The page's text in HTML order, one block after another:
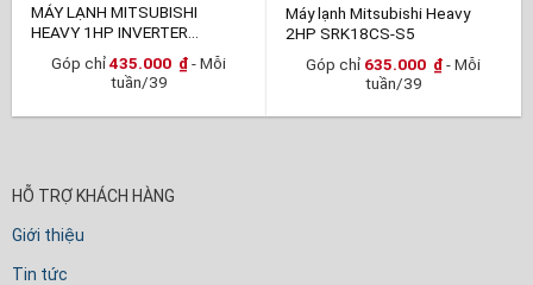
MÁY LẠNH MITSUBISHI
HEAVY 1HP INVERTER
SRK10YXP-W5
Góp chỉ435.000 ₫ - Mỗi
tuần/39
Máy lạnh Mitsubishi Heavy
2HP SRK18CS-S5
Góp chỉ 635.000 ₫ - Mỗi
tuần/39
HỖ TRỢ KHÁCH HÀNG
Giới thiệu
Tin tức